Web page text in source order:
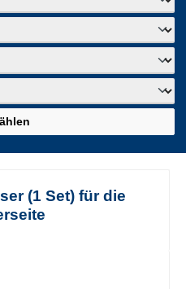
(1 Set) für die